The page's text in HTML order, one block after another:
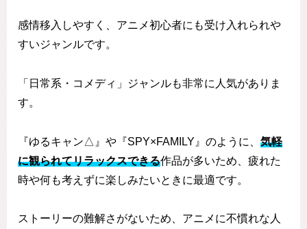
感情移入しやすく、アニメ初心者にも受け入れられや
すいジャンルです。
「日常系・コメディ」ジャンルも非常に人気がありま
す。
『ゆるキャン△』や『SPY×FAMILY』のように、 気軽
に観られてリラックスできる作品が多いため、疲れた
時や何も考えずに楽しみたいときに最適です。
ストーリーの難解さがないため、アニメに不慣れな人